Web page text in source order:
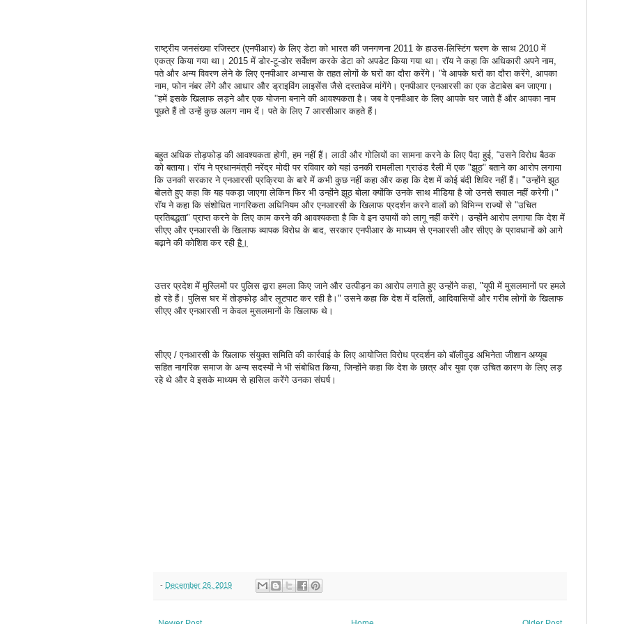
राष्ट्रीय जनसंख्या रजिस्टर (एनपीआर) के लिए डेटा को भारत की जनगणना 2011 के हाउस-लिस्टिंग चरण के साथ 2010 में
एकत्र किया गया था। 2015 में डोर-टू-डोर सर्वेक्षण करके डेटा को अपडेट किया गया था। रॉय ने कहा कि अधिकारी अपने नाम,
पते और अन्य विवरण लेने के लिए एनपीआर अभ्यास के तहत लोगों के घरों का दौरा करेंगे। "वे आपके घरों का दौरा करेंगे, आपका
नाम, फोन नंबर लेंगे और आधार और ड्राइविंग लाइसेंस जैसे दस्तावेज मांगेंगे। एनपीआर एनआरसी का एक डेटाबेस बन जाएगा।
"हमें इसके खिलाफ लड़ने और एक योजना बनाने की आवश्यकता है। जब वे एनपीआर के लिए आपके घर जाते हैं और आपका नाम
पूछते हैं तो उन्हें कुछ अलग नाम दें। पते के लिए 7 आरसीआर कहते हैं।
बहुत अधिक तोड़फोड़ की आवश्यकता होगी, हम नहीं हैं। लाठी और गोलियों का सामना करने के लिए पैदा हुई, “उसने विरोध बैठक
को बताया। रॉय ने प्रधानमंत्री नरेंद्र मोदी पर रविवार को यहां उनकी रामलीला ग्राउंड रैली में एक "झूठ" बताने का आरोप लगाया
कि उनकी सरकार ने एनआरसी प्रक्रिया के बारे में कभी कुछ नहीं कहा और कहा कि देश में कोई बंदी शिविर नहीं हैं। "उन्होंने झूठ
बोलते हुए कहा कि यह पकड़ा जाएगा लेकिन फिर भी उन्होंने झूठ बोला क्योंकि उनके साथ मीडिया है जो उनसे सवाल नहीं करेगी।"
रॉय ने कहा कि संशोधित नागरिकता अधिनियम और एनआरसी के खिलाफ प्रदर्शन करने वालों को विभिन्न राज्यों से "उचित
प्रतिबद्धता" प्राप्त करने के लिए काम करने की आवश्यकता है कि वे इन उपायों को लागू नहीं करेंगे। उन्होंने आरोप लगाया कि देश में
सीएए और एनआरसी के खिलाफ व्यापक विरोध के बाद, सरकार एनपीआर के माध्यम से एनआरसी और सीएए के प्रावधानों को आगे
बढ़ाने की कोशिश कर रहीहै।
उत्तर प्रदेश में मुस्लिमों पर पुलिस द्वारा हमला किए जाने और उत्पीड़न का आरोप लगाते हुए उन्होंने कहा, "यूपी में मुसलमानों पर हमले
हो रहे हैं। पुलिस घर में तोड़फोड़ और लूटपाट कर रही है।" उसने कहा कि देश में दलितों, आदिवासियों और गरीब लोगों के खिलाफ
सीएए और एनआरसी न केवल मुसलमानों के खिलाफ थे।
सीएए / एनआरसी के खिलाफ संयुक्त समिति की कार्रवाई के लिए आयोजित विरोध प्रदर्शन को बॉलीवुड अभिनेता जीशान अय्यूब
सहित नागरिक समाज के अन्य सदस्यों ने भी संबोधित किया, जिन्होंने कहा कि देश के छात्र और युवा एक उचित कारण के लिए लड़
रहे थे और वे इसके माध्यम से हासिल करेंगे उनका संघर्ष।
- December 26, 2019